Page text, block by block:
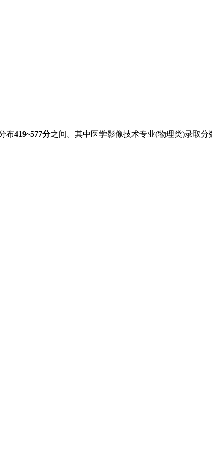
布419~577分之间。其中医学影像技术专业(物理类)录取